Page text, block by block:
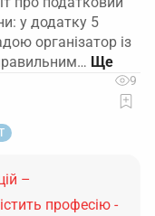
у додатку 5
організатор із
9
–
професію -